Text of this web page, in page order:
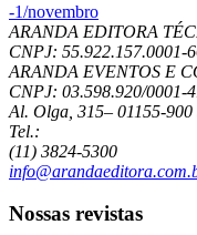
-1/novembro
ARANDA EDITORA
CNPJ: 55.922.157.0001-
ARANDA EVENTOS E
CNPJ: 03.598.920/0001-
Al. Olga, 315– 01155-900
Tel.:
(11) 3824-5300
Nossas revistas